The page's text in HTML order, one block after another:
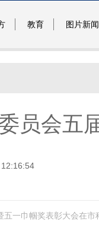
教育 图片新闻
员会五
一巾帼奖表彰大会在